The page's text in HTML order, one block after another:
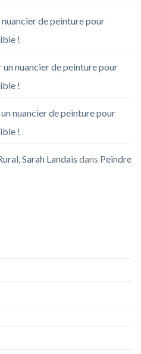
de peinture pour
!
nuancier de peinture pour
!
nuancier de peinture pour
!
Sarah Landais dans Peindre